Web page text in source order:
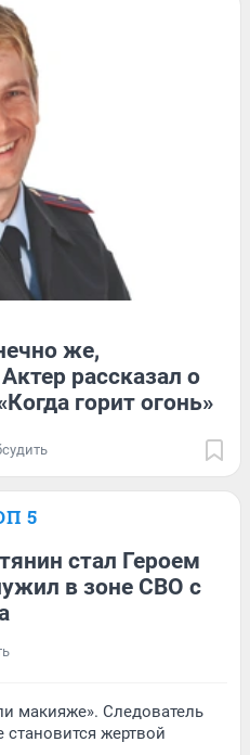
же,
рассказал о
горит огонь»
5
стал Героем
в зоне СВО с
макияже». Следователь
жертвой